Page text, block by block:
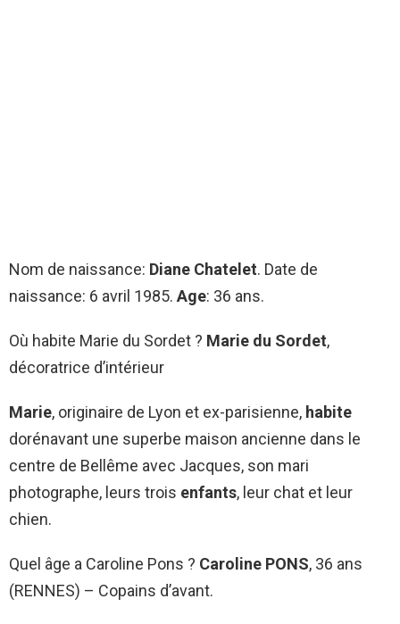
Nom de naissance: Diane Chatelet. Date de
naissance: 6 avril 1985. Age: 36 ans.
Où habite Marie du Sordet ? Marie du Sordet,
décoratrice d’intérieur
Marie, originaire de Lyon et ex-parisienne, habite
dorénavant une superbe maison ancienne dans le
centre de Bellême avec Jacques, son mari
photographe, leurs trois enfants, leur chat et leur
chien.
Quel âge a Caroline Pons ? Caroline PONS, 36 ans
(RENNES) – Copains d’avant.